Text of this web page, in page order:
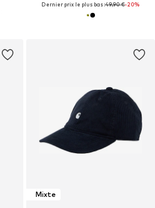
Dernier prix le plus bas :49,90 €-20%
Mixte